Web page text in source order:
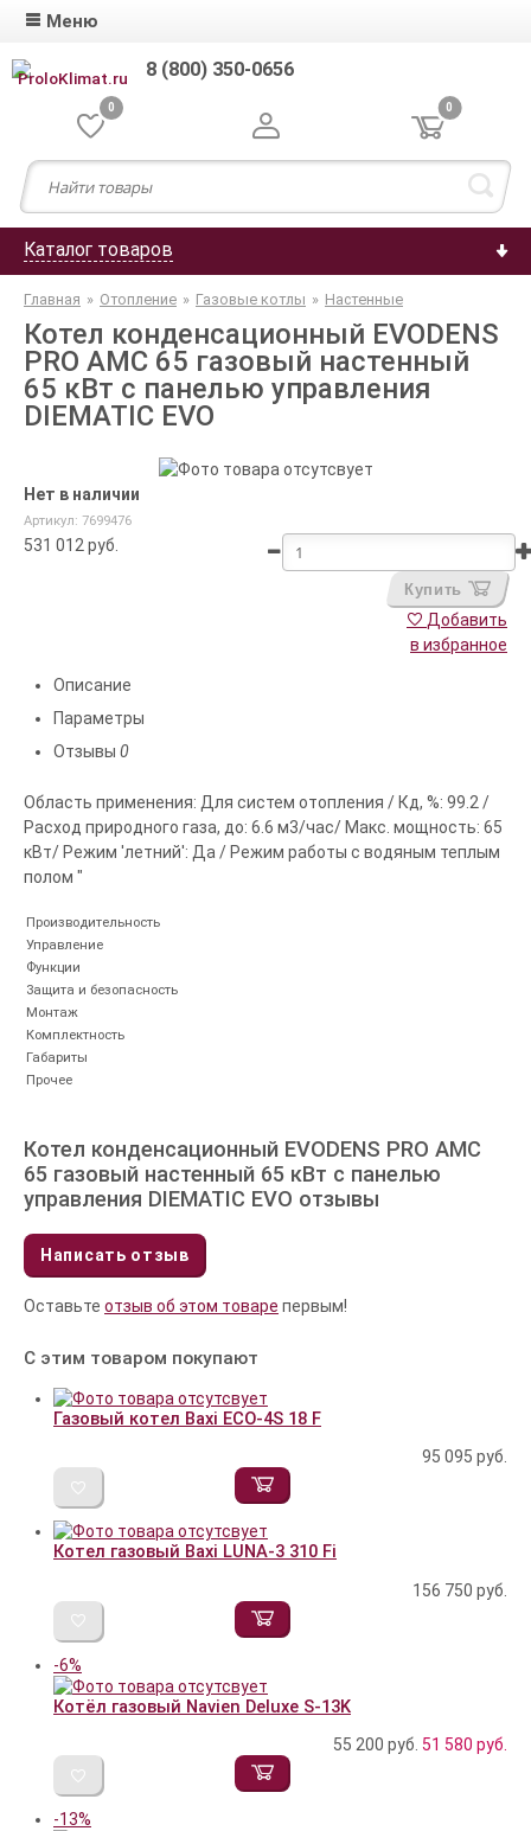
Меню
8 (800) 350-0656
0 0
Каталог товаров
Главная » Отопление » Газовые котлы » Настенные
Котел конденсационный EVODENS
PRO AMC 65 газовый настенный
65 кВт c панелью управления
DIEMATIC EVO
Нет в наличии
Артикул: 7699476
531 012руб.
Купить
Добавить
в избранное
Описание
Параметры
Отзывы 0
Область применения: Для систем отопления / Кд, %: 99.2 /
Расход природного газа, до: 6.6 м3/час/ Макс. мощность: 65
кВт/ Режим 'летний': Да / Режим работы с водяным теплым
полом "
Производительность
Управление
Функции
Защита и безопасность
Монтаж
Комплектность
Габариты
Прочее
Котел конденсационный EVODENS PRO AMC
65 газовый настенный 65 кВт c панелью
управления DIEMATIC EVO отзывы
Написать отзыв
Оставьте отзыв об этом товаре первым!
С этим товаром покупают
Газовый котел Baxi ECO-4S 18 F
95 095 руб.
Котел газовый Baxi LUNA-3 310 Fi
156 750 руб.
-6%
Котёл газовый Navien Deluxe S-13K
55 200 руб. 51 580 руб.
-13%